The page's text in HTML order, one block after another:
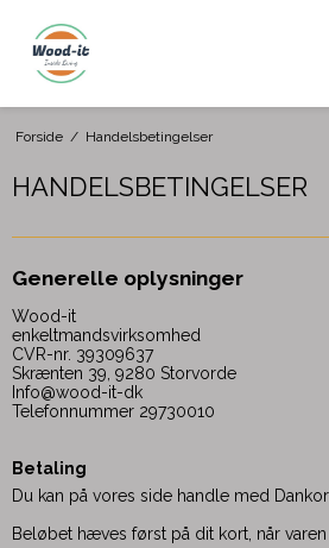
Forside / Handelsbetingelser
HANDELSBETINGELSER
Generelle oplysninger
Wood-it
enkeltmandsvirksomhed
CVR-nr. 39309637
Skrænten 39, 9280 Storvorde
Info@wood-it-dk
Telefonnummer 29730010
Betaling
Du kan på vores side handle med
Beløbet hæves først på dit kort, når varen